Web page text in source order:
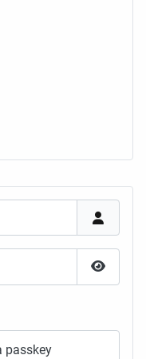
Mostra
passkey